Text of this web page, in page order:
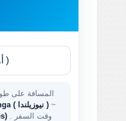
المسافة على
نيوزيلندا ) - Tauranga ( نيوزيلندا ) ~